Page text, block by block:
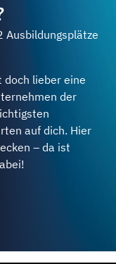
Ausbildungsplätze
doch lieber eine
der
auf dich. Hier
– da ist